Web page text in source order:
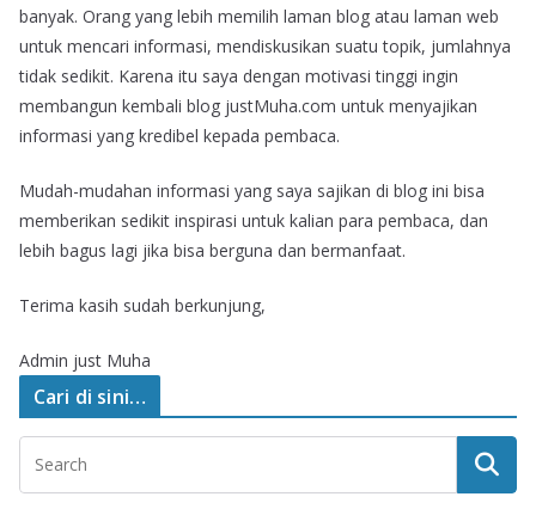
banyak. Orang yang lebih memilih laman blog atau laman web
untuk mencari informasi, mendiskusikan suatu topik, jumlahnya
tidak sedikit. Karena itu saya dengan motivasi tinggi ingin
membangun kembali blog justMuha.com untuk menyajikan
informasi yang kredibel kepada pembaca.
Mudah-mudahan informasi yang saya sajikan di blog ini bisa
memberikan sedikit inspirasi untuk kalian para pembaca, dan
lebih bagus lagi jika bisa berguna dan bermanfaat.
Terima kasih sudah berkunjung,
Admin just Muha
Cari di sini…